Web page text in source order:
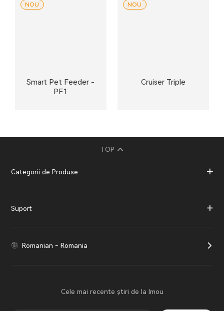
Smart Pet Feeder -
PF1
NOU
Cruiser Triple
NOU
TOP
Categorii de Produse
Suport
Romanian - Romania
Cele mai recente știri de la Imou